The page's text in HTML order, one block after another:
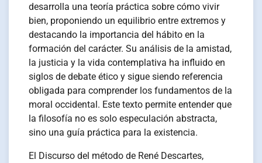
desarrolla una teoría práctica sobre cómo vivir
bien, proponiendo un equilibrio entre extremos y
destacando la importancia del hábito en la
formación del carácter. Su análisis de la amistad,
la justicia y la vida contemplativa ha influido en
siglos de debate ético y sigue siendo referencia
obligada para comprender los fundamentos de la
moral occidental. Este texto permite entender que
la filosofía no es solo especulación abstracta,
sino una guía práctica para la existencia.
El Discurso del método de René Descartes,